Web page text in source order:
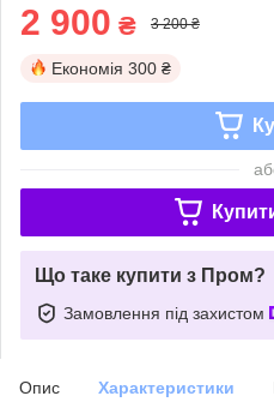
2 900 ₴ 3 200 ₴
Економія 300 ₴
Що таке купити з Пром?
Замовлення під захистом
Опис Характеристики